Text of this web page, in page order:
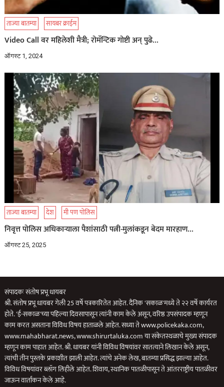
ताज्या बातम्या सायबर क्राईम
Video Call वर महिलेशी मैत्री; रोमॅन्टिक गोष्टी अन् पुढे…
ऑगस्ट 1, 2024
ताज्या बातम्या देश मी पण पोलिस
निवृत्त पोलिस अधिकाऱ्याला पैशांसाठी पत्नी-मुलांकडून बेदम मारहाण…
ऑगस्ट 25, 2025
संपादकः संतोष प्रभू धायबर
श्री. संतोष प्रभू धायबर गेली 25 वर्षे पत्रकारितेत आहेत. दैनिक 'सकाळ'मध्ये ते २२ वर्षे कार्यरत
होते. 'ई-सकाळ'च्या पहिल्या दिवसापासून त्यांनी काम केले असून, वरिष्ठ उपसंपादक म्हणून
काम करत असताना विविध विषय हाताळले आहेत. सध्या ते www.policekaka.com,
www.mahabharat.news, www.shirurtaluka.com या संकेतस्थळाचे मुख्य संपादक
म्हणून काम पाहात आहेत. श्री. धायबर यांनी विविध विषयांवर सातत्याने लिखान केले असून,
त्यांची तीन पुस्तके प्रकाशीत झाली आहेत. त्यांचे अनेक लेख, बातम्या प्रसिद्ध झाल्या आहेत.
विविध विषयांवर ब्लॉग लिहीले आहेत. शिवाय, स्थानिक पातळीपासून ते आंतरराष्ट्रीय पातळीवर
जाऊन वार्तांकन केले आहे.